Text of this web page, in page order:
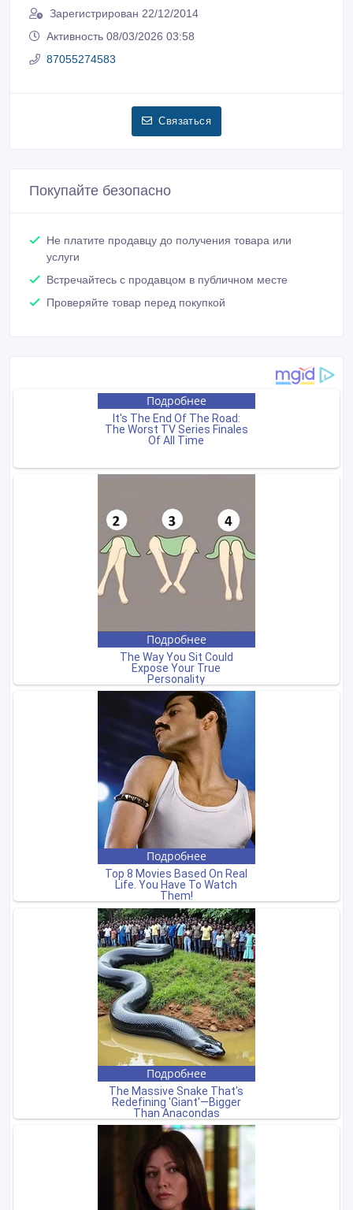
Зарегистрирован 22/12/2014
Активность 08/03/2026 03:58
87055274583
Связаться
Покупайте безопасно
Не платите продавцу до получения товара или
услуги
Встречайтесь с продавцом в публичном месте
Проверяйте товар перед покупкой